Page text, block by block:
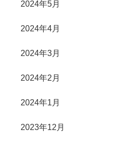
2024年5月
2024年4月
2024年3月
2024年2月
2024年1月
2023年12月